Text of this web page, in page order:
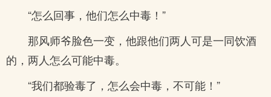
“怎么回事，他们怎么中毒！”
那风师爷脸色一变，他跟他们两人可是一同饮酒
的，两人怎么可能中毒。
“我们都验毒了，怎么会中毒，不可能！”